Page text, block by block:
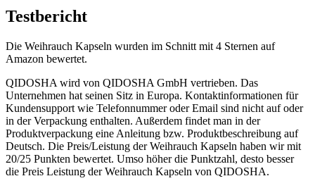
Testbericht
Die Weihrauch Kapseln wurden im Schnitt mit 4 Sternen auf
Amazon bewertet.
QIDOSHA wird von QIDOSHA GmbH vertrieben. Das
Unternehmen hat seinen Sitz in Europa. Kontaktinformationen für
Kundensupport wie Telefonnummer oder Email sind nicht auf oder
in der Verpackung enthalten. Außerdem findet man in der
Produktverpackung eine Anleitung bzw. Produktbeschreibung auf
Deutsch. Die Preis/Leistung der Weihrauch Kapseln haben wir mit
20/25 Punkten bewertet. Umso höher die Punktzahl, desto besser
die Preis Leistung der Weihrauch Kapseln von QIDOSHA.